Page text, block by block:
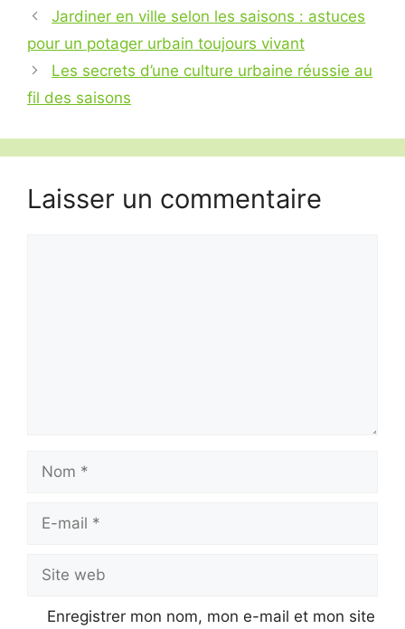
Jardiner en ville selon les saisons : astuces
pour un potager urbain toujours vivant
Les secrets d’une culture urbaine réussie au
fil des saisons
Laisser un commentaire
Nom
Site
web
Enregistrer mon nom, mon e-mail et mon site